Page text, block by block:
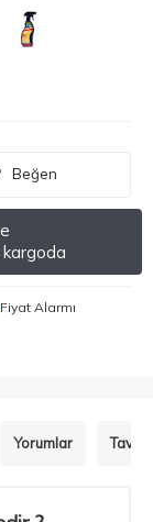
Beğen
Fiyat Alarmı
Yorumlar